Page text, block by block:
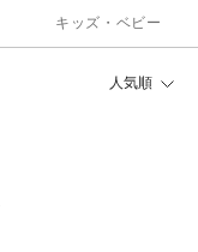
キッズ・ベビー
人気順